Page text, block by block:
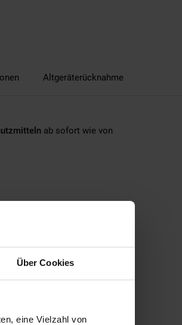
Über Cookies
eine Vielzahl von
Altgeräterücknahme
ab sofort wie von